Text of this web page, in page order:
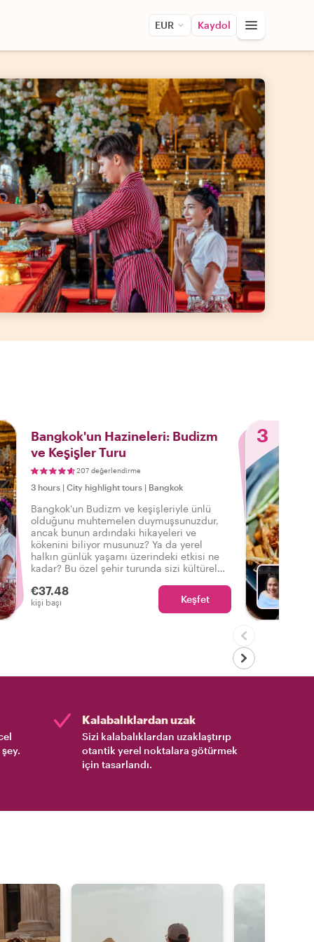
EUR Kaydol
Bangkok'un Hazineleri: Budizm
ve Keşişler Turu
207 değerlendirme
3 hours | City highlight tours | Bangkok
Bangkok'un Budizm ve keşişleriyle ünlü
olduğunu muhtemelen duymuşsunuzdur,
ancak bunun ardındaki hikayeleri ve
kökenini biliyor musunuz? Ya da yerel
halkın günlük yaşamı üzerindeki etkisi ne
kadar? Bu özel şehir turunda sizi kültürel
€37.48
kişi başı Keşfet
3
Kalabalıklardan uzak
Sizi kalabalıklardan uzaklaştırıp
otantik yerel noktalara götürmek
için tasarlandı.